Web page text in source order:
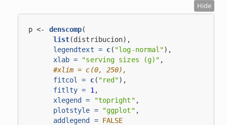
Hide
p <- denscomp(
list(distribucion),
legendtext = c( "log-normal"),
xlab =
"serving sizes (g)" ,
#xlim = c(0, 250),
fitcol =
c( "red"),
fitlty =
1 ,
xlegend =
"topright" ,
plotstyle =
"ggplot" ,
addlegend = FALSE